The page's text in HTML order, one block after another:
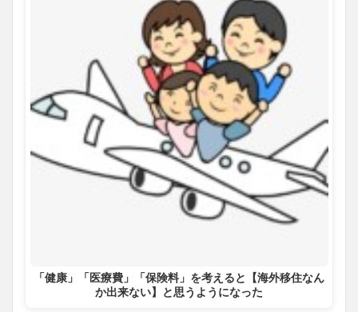
「健康」「医療費」「保険料」を考えると【海外移住なん
か出来ない】と思うようになった